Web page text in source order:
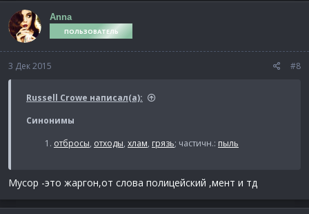
Anna
ПОЛЬЗОВАТЕЛЬ
3 Дек 2015 #8
Russell Crowe написал(а):
Синонимы
отбросы, отходы, хлам, грязь; частичн.: пыль
Мусор -это жаргон,от слова полицейский ,мент и тд